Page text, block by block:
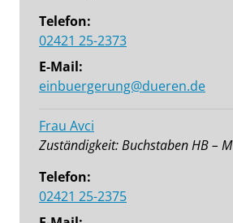
Telefon:
02421 25-2373
E-Mail:
einbuergerung@dueren.de
Frau Avci
Zuständigkeit: Buchstaben HB – M
Telefon:
02421 25-2375